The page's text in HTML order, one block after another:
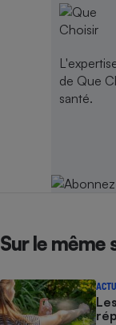
de Que
santé.
Sur le même